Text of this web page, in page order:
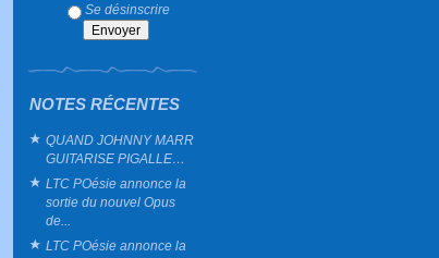
Se désinscrire
NOTES RÉCENTES
QUAND JOHNNY MARR
GUITARISE PIGALLE…
LTC POésie annonce la
sortie du nouvel Opus
de...
LTC POésie annonce la